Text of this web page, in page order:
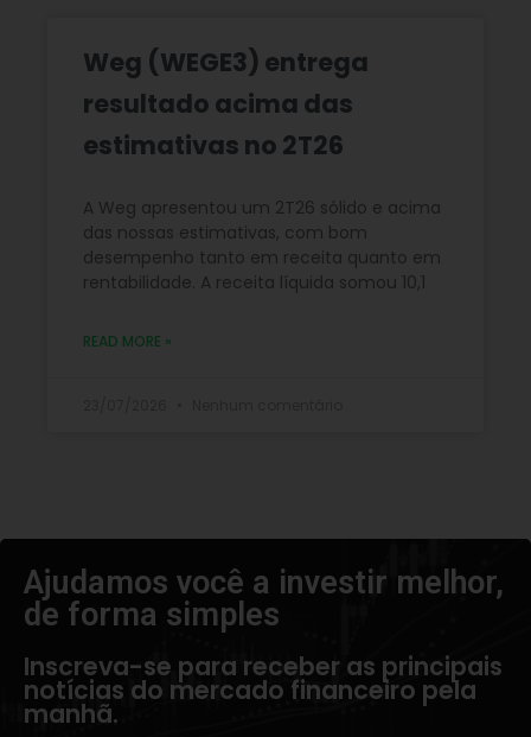
Weg (WEGE3) entrega
resultado acima das
estimativas no 2T26
A Weg apresentou um 2T26 sólido e acima
das nossas estimativas, com bom
desempenho tanto em receita quanto em
rentabilidade. A receita líquida somou 10,1
READ MORE »
Ajudamos você a investir melhor,
de forma simples​
Inscreva-se para receber as principais
notícias do mercado financeiro pela
manhã.